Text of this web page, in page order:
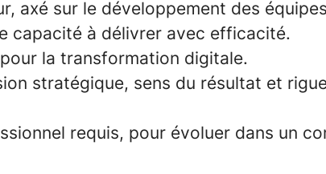
axé sur le développement des
capacité à délivrer avec efficacité.
la transformation digitale.
stratégique, sens du résultat et
requis, pour évoluer dans un